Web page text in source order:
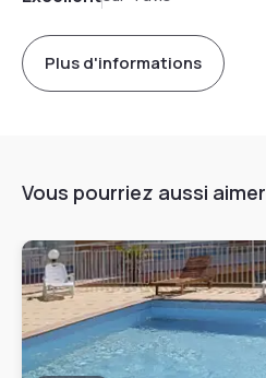
Plus d'informations
Vous pourriez aussi aimer